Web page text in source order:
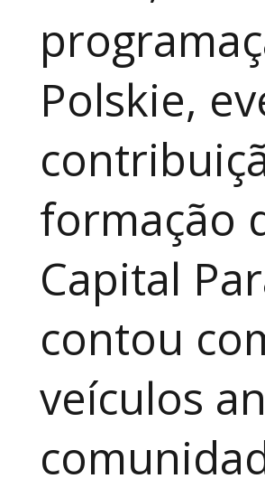
Polskie,
formação
Capital
contou
veículos